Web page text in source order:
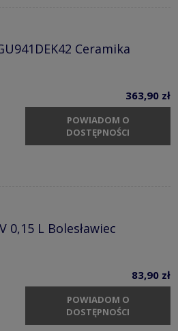
Ceramika
363,90 zł
POWIADOM O
DOSTĘPNOŚCI
0,15 L Bolesławiec
83,90 zł
POWIADOM O
DOSTĘPNOŚCI